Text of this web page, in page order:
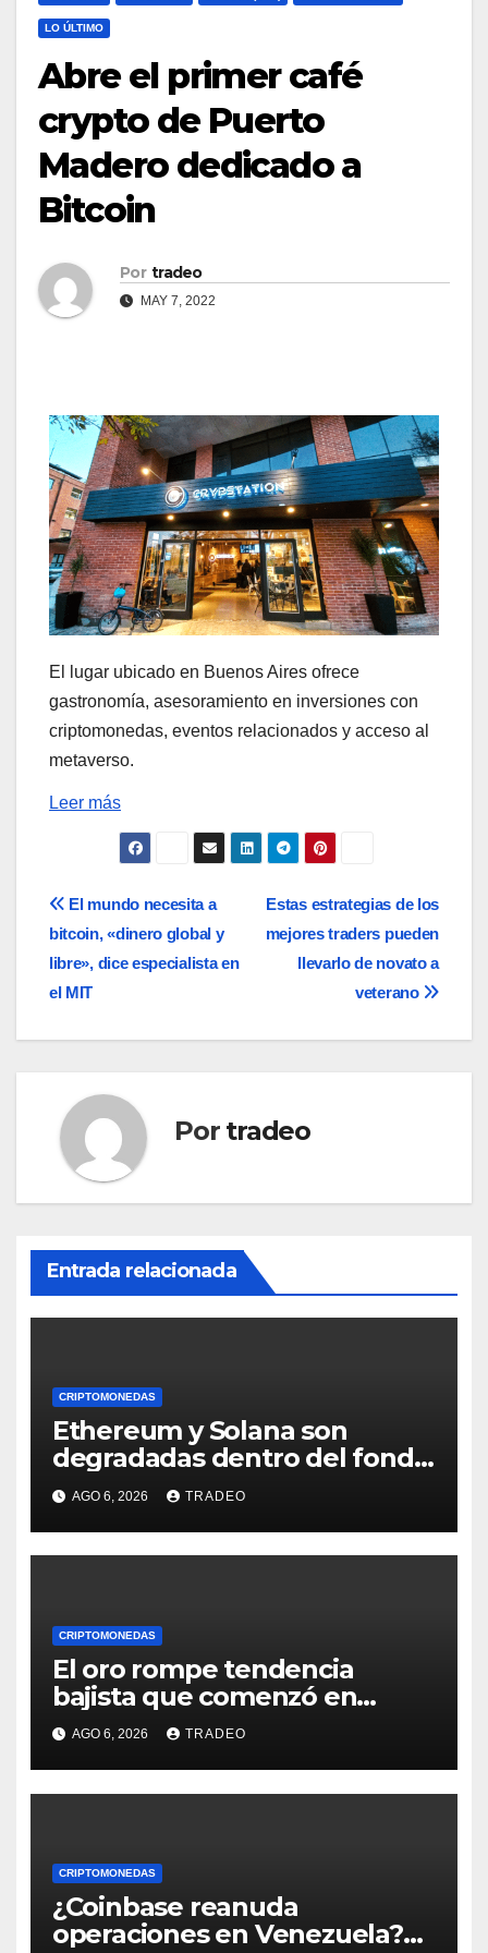
LO ÚLTIMO
Abre el primer café
crypto de Puerto
Madero dedicado a
Bitcoin
Por tradeo
MAY 7, 2022
El lugar ubicado en Buenos Aires ofrece
gastronomía, asesoramiento en inversiones con
criptomonedas, eventos relacionados y acceso al
metaverso.
Leer más
Navegación
de
entradas
Estas estrategias de los
mejores traders pueden
llevarlo de novato a
veterano
El mundo necesita a
bitcoin, «dinero global y
libre», dice especialista en
el MIT
Por tradeo
Entrada relacionada
CRIPTOMONEDAS
Ethereum y Solana son
degradadas dentro del fondo
de Grayscale
AGO 6, 2026 TRADEO
CRIPTOMONEDAS
El oro rompe tendencia
bajista que comenzó en
enero de 2026, ¿qué sigue?
AGO 6, 2026 TRADEO
CRIPTOMONEDAS
¿Coinbase reanuda
operaciones en Venezuela?